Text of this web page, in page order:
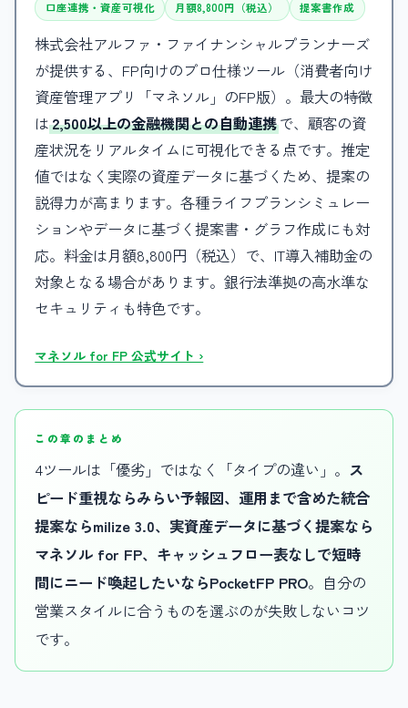
口座連携・資産可視化 月額8,800円（税込） 提案書作成
株式会社アルファ・ファイナンシャルプランナーズ
が提供する、FP向けのプロ仕様ツール（消費者向け
資産管理アプリ「マネソル」のFP版）。最大の特徴
は2,500以上の金融機関との自動連携で、顧客の資
産状況をリアルタイムに可視化できる点です。推定
値ではなく実際の資産データに基づくため、提案の
説得力が高まります。各種ライフプランシミュレー
ションやデータに基づく提案書・グラフ作成にも対
応。料金は月額8,800円（税込）で、IT導入補助金の
対象となる場合があります。銀行法準拠の高水準な
セキュリティも特色です。
マネソル for FP 公式サイト ›
この章のまとめ
4ツールは「優劣」ではなく「タイプの違い」。 ス
ピード重視ならみらい予報図、運用まで含めた統合
提案ならmilize 3.0、実資産データに基づく提案なら
マネソル for FP、キャッシュフロー表なしで短時
間にニード喚起したいならPocketFP PRO。自分の
営業スタイルに合うものを選ぶのが失敗しないコツ
です。